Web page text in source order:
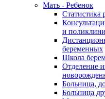
Мать - Ребенок
Статистика
и
беременных
Школа
Отделение
Больница,
Больница